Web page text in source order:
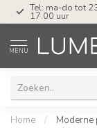
Tel: ma-do tot
17.00 uur
MENU
Home / Moderne